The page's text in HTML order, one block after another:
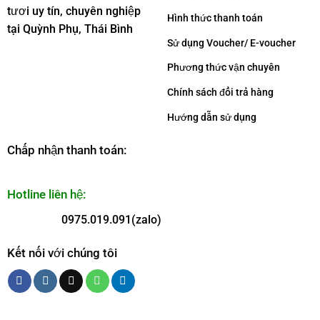
tươi uy tín, chuyên nghiệp
tại Quỳnh Phụ, Thái Bình
Hình thức thanh toán
Sử dụng Voucher/ E-voucher
Phương thức vận chuyên
Chính sách đổi trả hàng
Hướng dẫn sử dụng
Chấp nhận thanh toán:
Hotline liên hệ:
0975.019.091(zalo)
Kết nối với chúng tôi